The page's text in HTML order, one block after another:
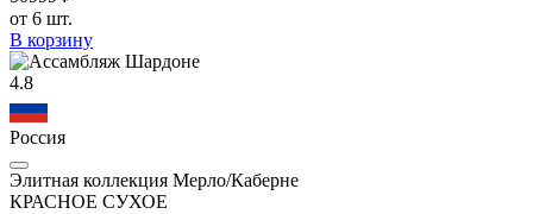
от 6 шт.
В корзину
4.8
Россия
Элитная коллекция Мерло/Каберне
КРАСНОЕ СУХОЕ